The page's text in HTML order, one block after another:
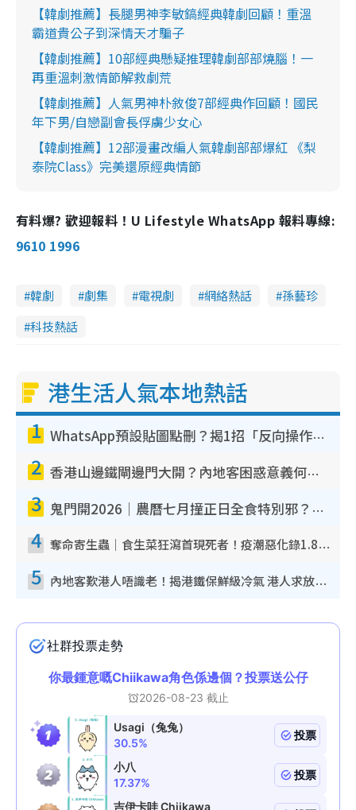
【韓劇推薦】長腿男神李敏鎬經典韓劇回顧！重溫
霸道貴公子到深情天才騙子
【韓劇推薦】10部經典懸疑推理韓劇部部燒腦！一
再重溫刺激情節解救劇荒
【韓劇推薦】人氣男神朴敘俊7部經典作回顧！國民
年下男/自戀副會長俘虜少女心
【韓劇推薦】12部漫畫改編人氣韓劇部部爆紅 《梨
泰院Class》完美還原經典情節
有料爆? 歡迎報料！U Lifestyle WhatsApp 報料專線:
9610 1996
韓劇 劇集 電視劇 網絡熱話
孫藝珍
科技熱話
港生活人氣本地熱話
1 WhatsApp預設貼圖點刪？揭1招「反向操作」還原簡潔介面 附3步實測教學
2 香港山邊鐵閘邊門大開？內地客困惑意義何在！網民神回覆：呢種叫法理性防禦
3 鬼門開2026｜農曆七月撞正日全食特別邪？專家警告切忌做一事！揭4大禁忌+2招保平安
4 奪命寄生蟲｜食生菜狂瀉首現死者！疫潮惡化錄1.8萬宗病例 揭洗菜3大謬誤
5 內地客歎港人唔識老！揭港鐵保鮮級冷氣 港人求放過：咪投訴